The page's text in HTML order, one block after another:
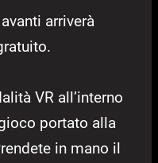
arriverà
VR all’interno
portato alla
in mano il